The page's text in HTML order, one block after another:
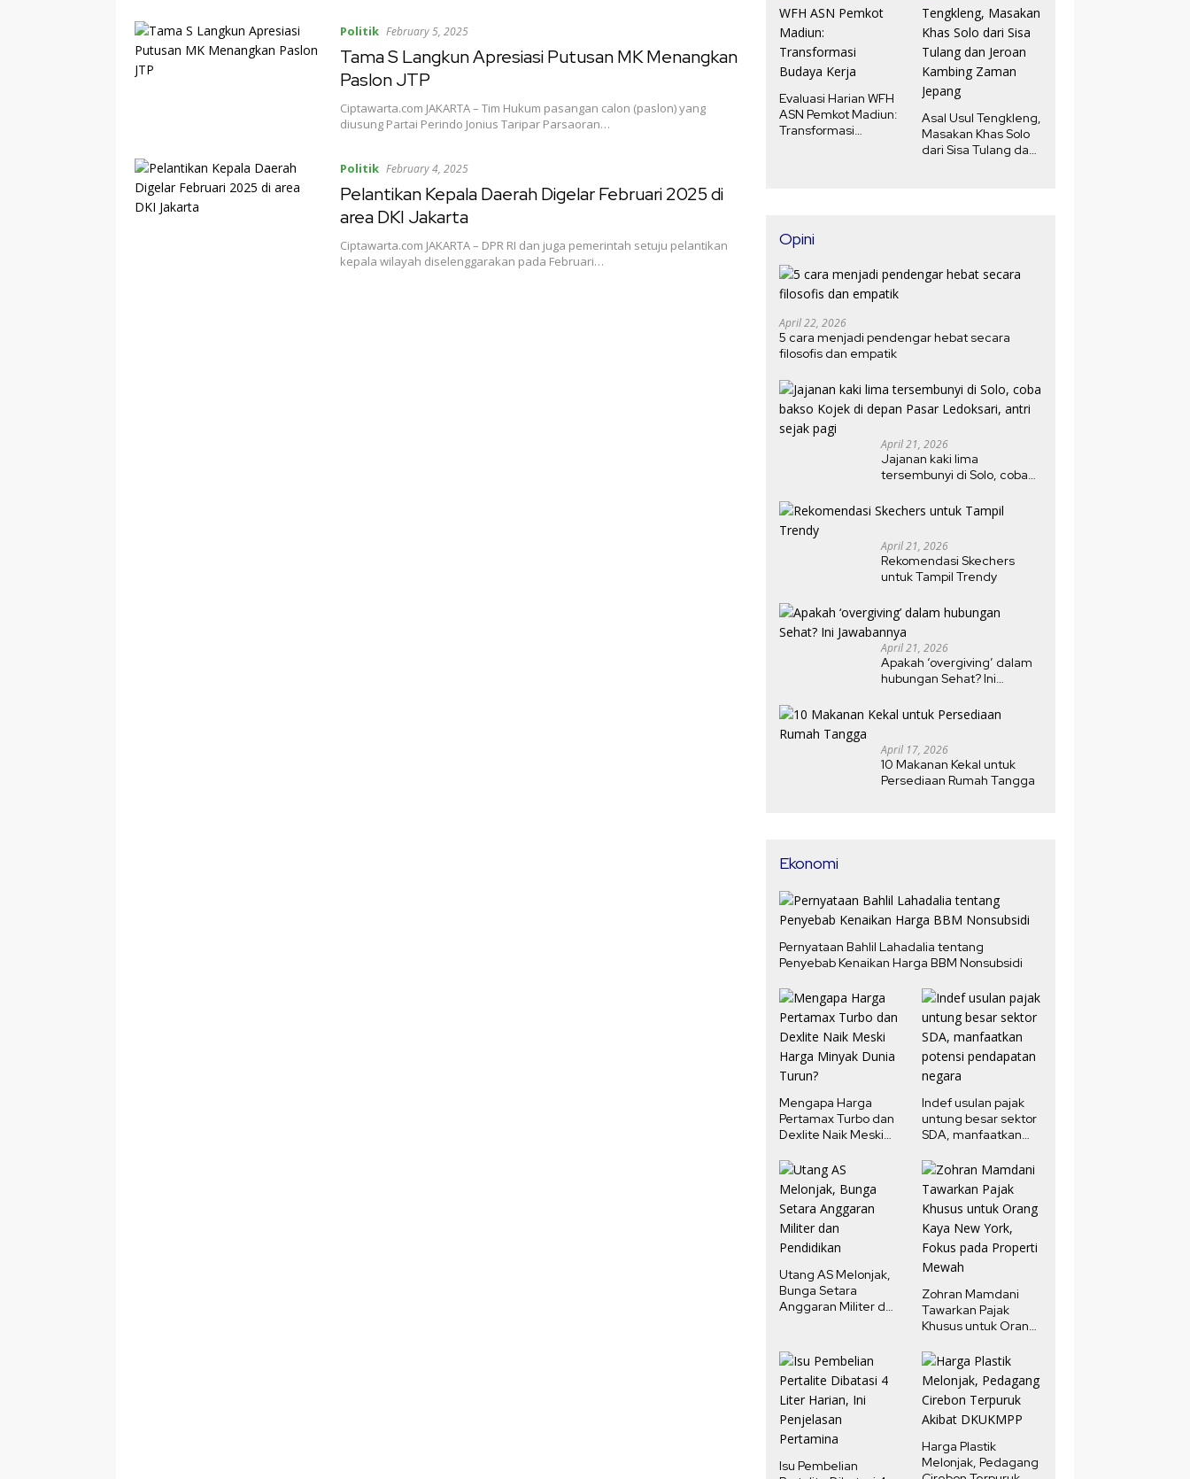
Politik February 5, 2025
Tama S Langkun Apresiasi Putusan MK Menangkan
Paslon JTP
Ciptawarta.com JAKARTA – Tim Hukum pasangan calon (paslon) yang
diusung Partai Perindo Jonius Taripar Parsaoran…
Politik February 4, 2025
Pelantikan Kepala Daerah Digelar Februari 2025 di
area DKI Jakarta
Ciptawarta.com JAKARTA – DPR RI dan juga pemerintah setuju pelantikan
kepala wilayah diselenggarakan pada Februari…
Evaluasi Harian WFH
ASN Pemkot Madiun:
Transformasi
Asal Usul Tengkleng,
Masakan Khas Solo
dari Sisa Tulang dan
Opini
April 22, 2026
5 cara menjadi pendengar hebat secara
filosofis dan empatik
April 21, 2026
Jajanan kaki lima
tersembunyi di Solo, coba
Ledoksari, antri sejak pagi
April 21, 2026
Rekomendasi Skechers
untuk Tampil Trendy
April 21, 2026
Apakah ‘overgiving’ dalam
hubungan Sehat? Ini
April 17, 2026
10 Makanan Kekal untuk
Persediaan Rumah Tangga
Ekonomi
Pernyataan Bahlil Lahadalia tentang
Penyebab Kenaikan Harga BBM Nonsubsidi
Mengapa Harga
Pertamax Turbo dan
Dexlite Naik Meski
Turun?
Indef usulan pajak
untung besar sektor
SDA, manfaatkan
negara
Utang AS Melonjak,
Bunga Setara
Anggaran Militer dan
Zohran Mamdani
Tawarkan Pajak
Khusus untuk Orang
Fokus pada Properti
Mewah
Isu Pembelian
Harga Plastik
Melonjak, Pedagang